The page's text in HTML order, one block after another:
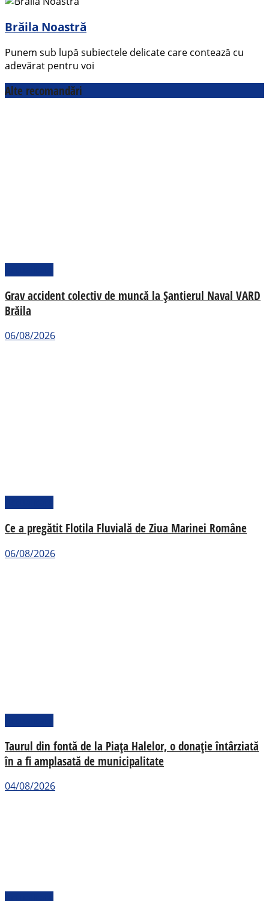
Brăila Noastră
Punem sub lupă subiectele delicate care contează cu
adevărat pentru voi
Alte recomandări
Grav accident colectiv de muncă la Șantierul Naval VARD
Brăila
06/08/2026
Ce a pregătit Flotila Fluvială de Ziua Marinei Române
06/08/2026
Taurul din fontă de la Piața Halelor, o donație întârziată
în a fi amplasată de municipalitate
04/08/2026